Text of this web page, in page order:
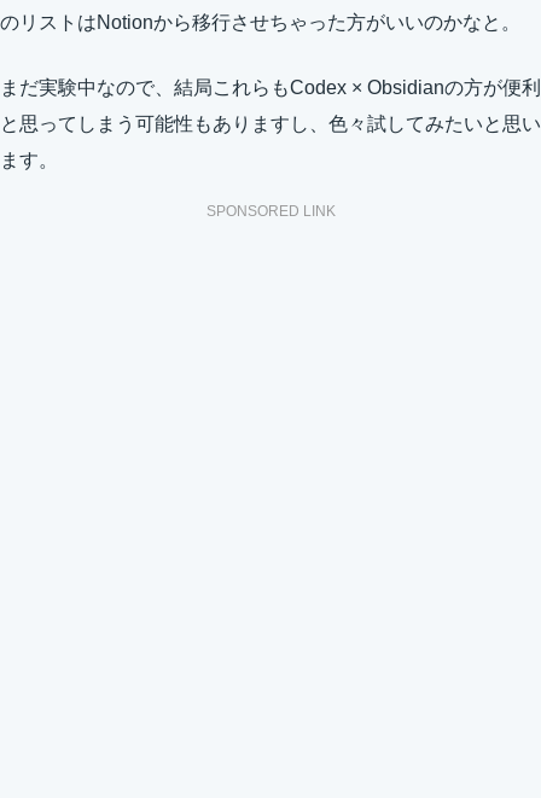
のリストはNotionから移行させちゃった方がいいのかなと。
まだ実験中なので、結局これらもCodex × Obsidianの方が便利
と思ってしまう可能性もありますし、色々試してみたいと思い
ます。
SPONSORED LINK